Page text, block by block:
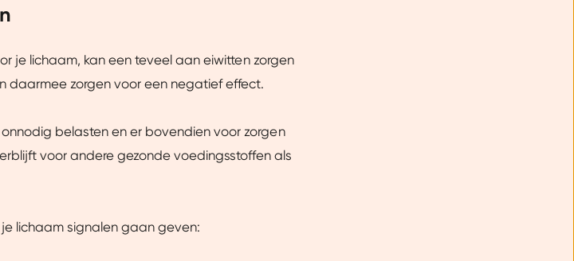
je lichaam, kan een teveel aan eiwitten zorgen
daarmee zorgen voor een negatief effect.
belasten en er bovendien voor zorgen
voor andere gezonde voedingsstoffen als
lichaam signalen gaan geven: